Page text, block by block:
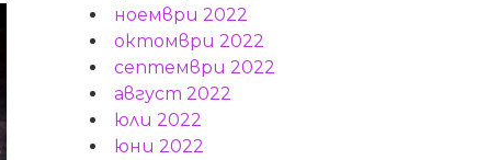
ноември 2022
октомври 2022
септември 2022
август 2022
юли 2022
юни 2022